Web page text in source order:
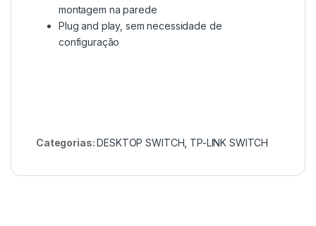
montagem na parede
Plug and play, sem necessidade de
configuração
Categorias:DESKTOP SWITCH TP-LINK SWITCH